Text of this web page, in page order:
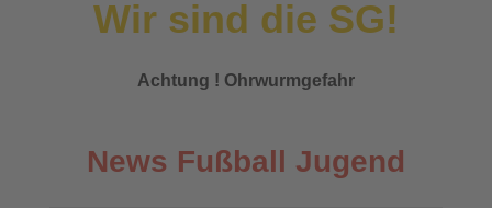
Wir sind die SG!
Achtung ! Ohrwurmgefahr
News Fußball Jugend